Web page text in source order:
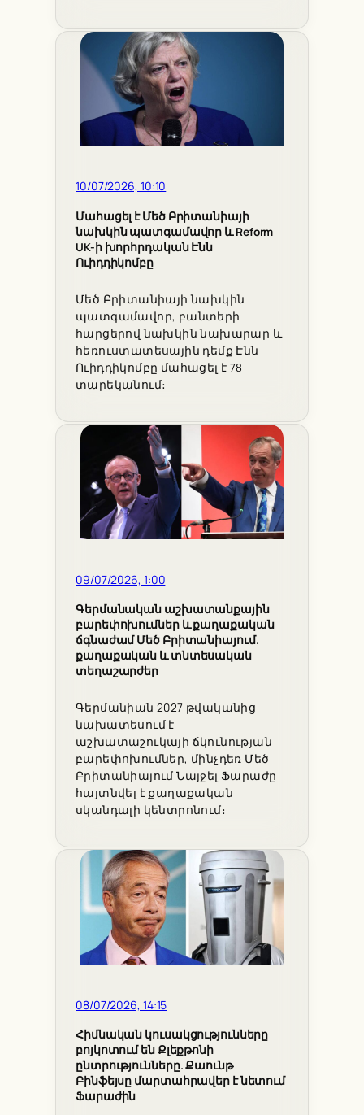
10/07/2026, 10:10
Մահացել է Մեծ Բրիտանիայի
նախկին պատգամավոր և Reform
UK-ի խորհրդական Էնն
Ուիդդիկոմբը
Մեծ Բրիտանիայի նախկին
պատգամավոր, բանտերի
հարցերով նախկին նախարար և
հեռուստատեսային դեմք Էնն
Ուիդդիկոմբը մահացել է 78
տարեկանում։
09/07/2026, 1:00
Գերմանական աշխատանքային
բարեփոխումներ և քաղաքական
ճգնաժամ Մեծ Բրիտանիայում.
քաղաքական և տնտեսական
տեղաշարժեր
Գերմանիան 2027 թվականից
նախատեսում է
աշխատաշուկայի ճկունության
բարեփոխումներ, մինչդեռ Մեծ
Բրիտանիայում Նայջել Ֆարաժը
հայտնվել է քաղաքական
սկանդալի կենտրոնում։
08/07/2026, 14:15
Հիմնական կուսակցությունները
բոյկոտում են Քլեքթոնի
ընտրությունները. Քաունթ
Բինֆեյսը մարտահրավեր է նետում
Ֆարաժին